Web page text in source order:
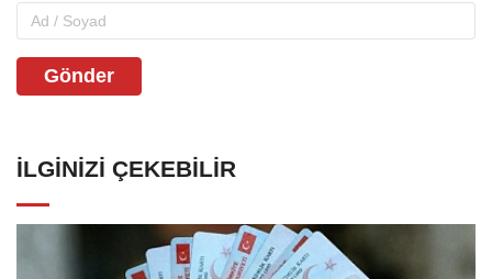
Gönder
İLGINIZI ÇEKEBILIR